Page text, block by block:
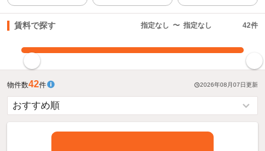
賃料で探す 指定なし 〜 指定なし 42件
物件数42件 2026年08月07日更新